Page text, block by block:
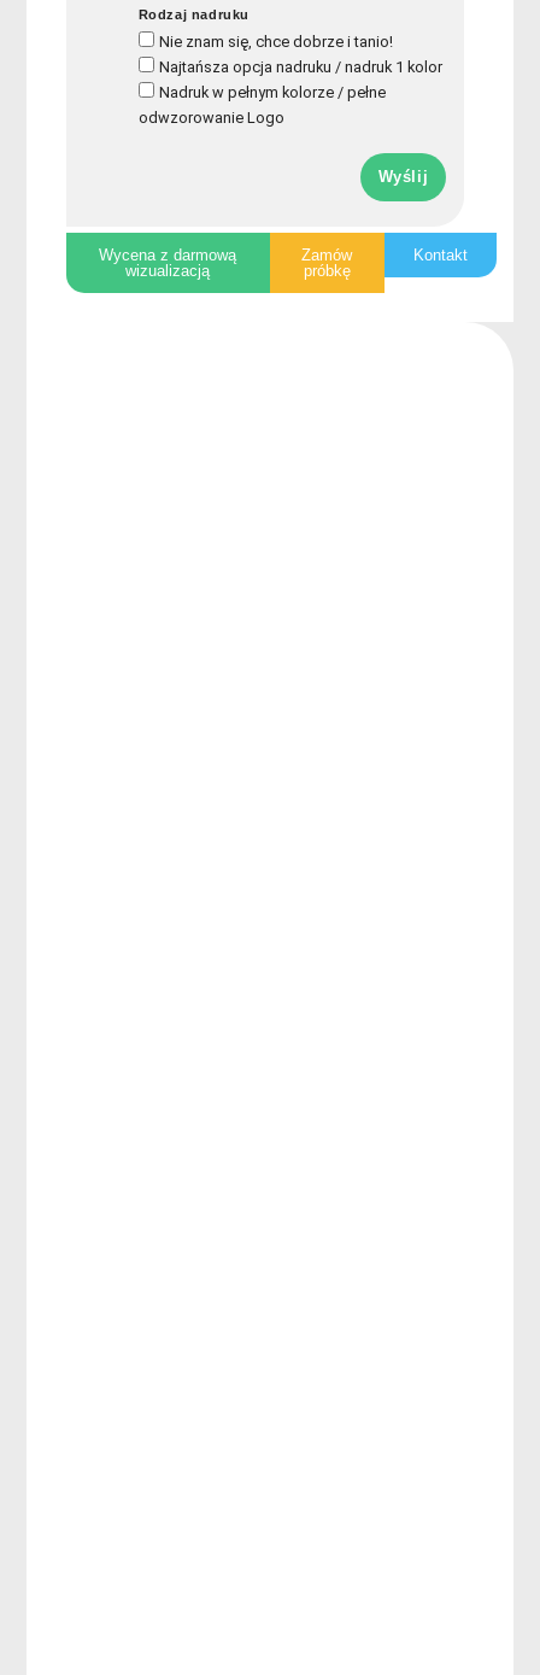
Rodzaj nadruku
Nie znam się, chce dobrze i tanio!
Najtańsza opcja nadruku / nadruk 1 kolor
Nadruk w pełnym kolorze / pełne
odwzorowanie Logo
Wyślij
Wycena z darmową
wizualizacją
Zamów
próbkę
Kontakt